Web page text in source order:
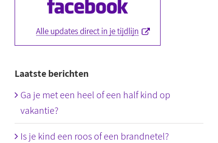
Laatste berichten
Ga je met een heel of een half kind op
vakantie?
Is je kind een roos of een brandnetel?